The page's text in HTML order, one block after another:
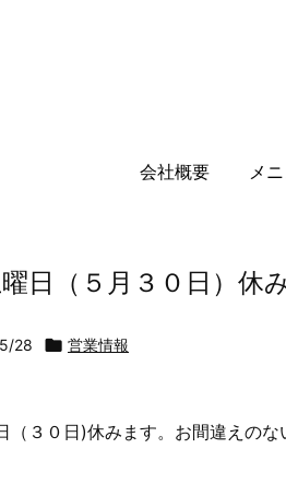
会社概要 メ
日（５月３０日）休
28  営業情報
（３０日)休みます。お間違えのな